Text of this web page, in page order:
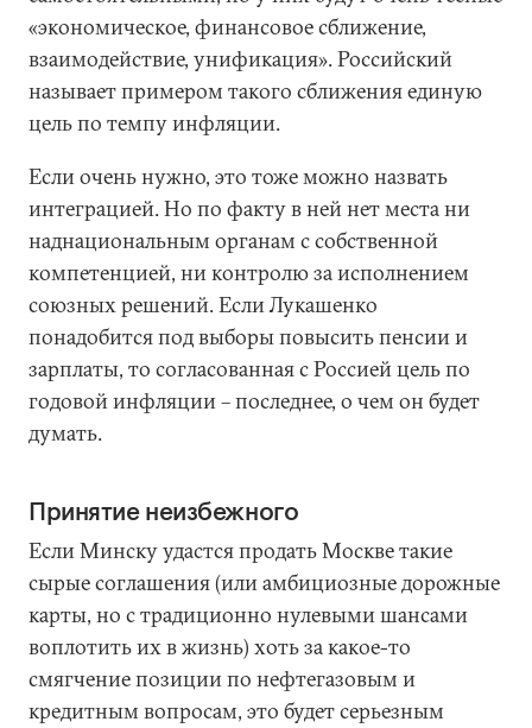
«экономическое, финансовое сближение,
взаимодействие, унификация». Российский
называет примером такого сближения единую
цель по темпу инфляции.
Если очень нужно, это тоже можно назвать
интеграцией. Но по факту в ней нет места ни
наднациональным органам с собственной
компетенцией, ни контролю за исполнением
союзных решений. Если Лукашенко
понадобится под выборы повысить пенсии и
зарплаты, то согласованная с Россией цель по
годовой инфляции – последнее, о чем он будет
думать.
Принятие неизбежного
Если Минску удастся продать Москве такие
сырые соглашения (или амбициозные дорожные
карты, но с традиционно нулевыми шансами
воплотить их в жизнь) хоть за какое-то
смягчение позиции по нефтегазовым и
кредитным вопросам, это будет серьезным